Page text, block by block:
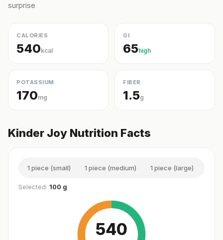
surprise
CALORIES
540kcal
GI
65high
POTASSIUM
170mg
FIBER
1.5g
Kinder Joy Nutrition Facts
1 piece (small) 1 piece (medium) 1 piece (large)
Selected: 100 g
540